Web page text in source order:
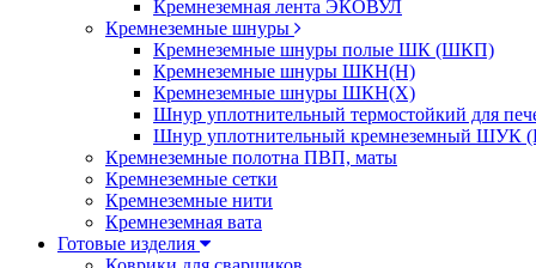
Кремнеземная лента ЭКОВУЛ
Кремнеземные шнуры
Кремнеземные шнуры полые ШК (ШКП)
Кремнеземные шнуры ШКН(Н)
Кремнеземные шнуры ШКН(Х)
Шнур уплотнительный термостойкий для
Шнур уплотнительный кремнеземный ШУК
Кремнеземные полотна ПВП, маты
Кремнеземные сетки
Кремнеземные нити
Кремнеземная вата
Готовые изделия